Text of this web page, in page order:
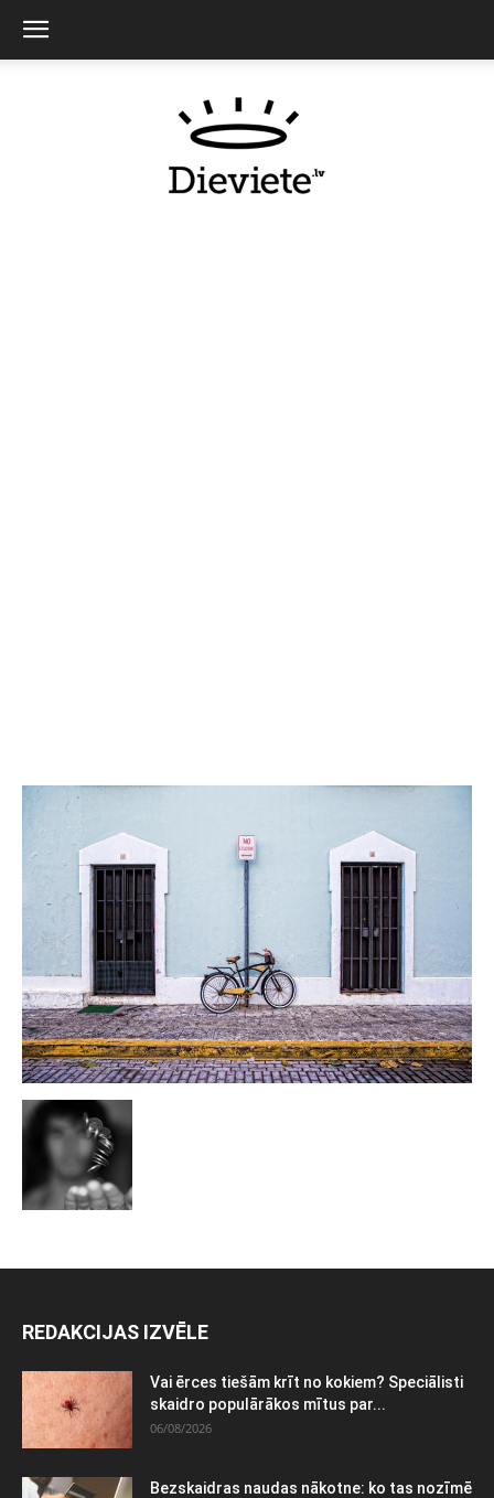
REDAKCIJAS IZVĒLE
Vai ērces tiešām krīt no kokiem? Speciālisti
skaidro populārākos mītus par...
06/08/2026
Bezskaidras naudas nākotne: ko tas nozīmē